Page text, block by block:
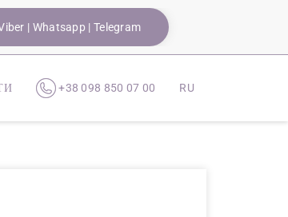
| Whatsapp | Telegram
+38 098 850 07 00 RU